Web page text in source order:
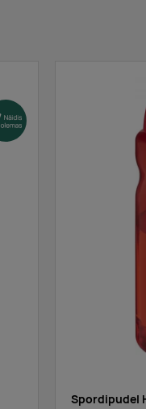
Tarnija laos:
Spordipudel